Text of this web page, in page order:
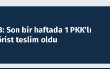
Son bir haftada 1 PKK'lı
teslim oldu